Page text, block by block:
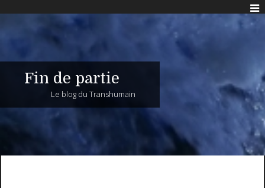
Fin de partie
Le blog du Transhumain